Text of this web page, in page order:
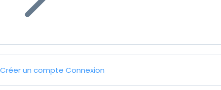
Créer un compte Connexion